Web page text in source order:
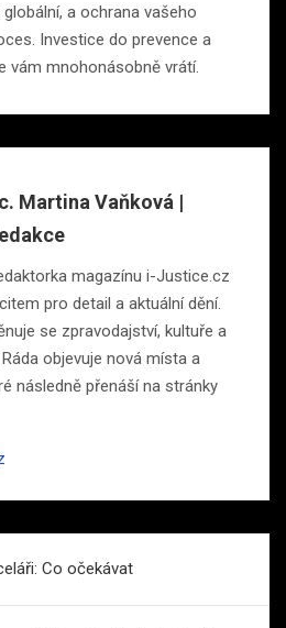
a ochrana vašeho
Investice do prevence a
vám mnohonásobně vrátí.
Martina Vaňková |
magazínu i-Justice.cz
pro detail a aktuální dění.
se zpravodajství, kultuře a
objevuje nová místa a
následně přenáší na stránky
Co očekávat